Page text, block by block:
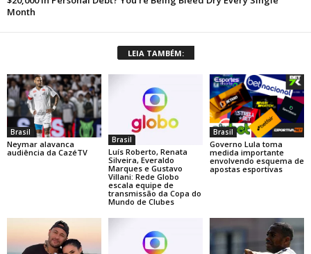
LEIA TAMBÉM:
Brasil
Neymar alavanca
audiência da CazéTV
Brasil
Luís Roberto, Renata
Silveira, Everaldo
Marques e Gustavo
Villani: Rede Globo
escala equipe de
transmissão da Copa do
Mundo de Clubes
Brasil
Governo Lula toma
medida importante
envolvendo esquema de
apostas esportivas